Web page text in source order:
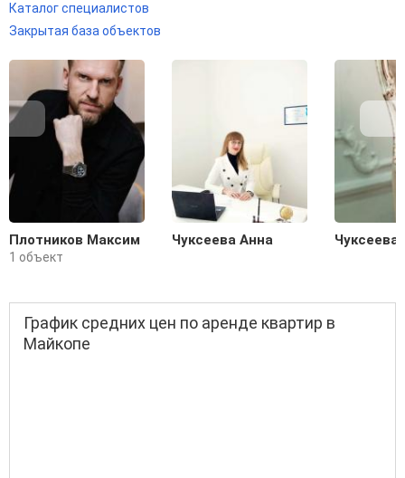
Каталог специалистов
Закрытая база объектов
Плотников Максим
1 объект
Чуксеева Анна Чуксеева
График средних цен по аренде квартир в
Майкопе